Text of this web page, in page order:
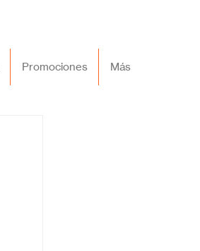
Promociones Más